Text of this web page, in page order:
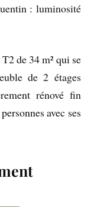
: luminosité
de 34 m² qui se
de 2 étages
rénové fin
avec ses